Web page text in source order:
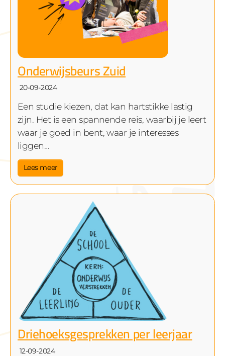
Onderwijsbeurs Zuid
20-09-2024
Een studie kiezen, dat kan hartstikke lastig
zijn. Het is een spannende reis, waarbij je leert
waar je goed in bent, waar je interesses
liggen…
Lees meer
Driehoeksgesprekken per leerjaar
12-09-2024